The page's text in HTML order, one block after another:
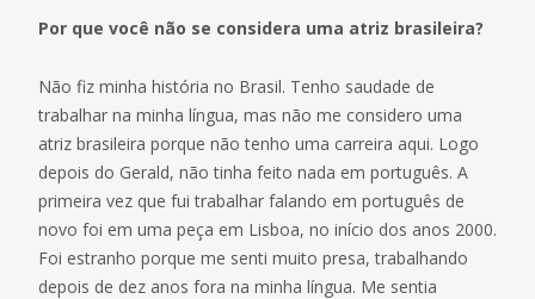
Por que você não se considera uma atriz brasileira?
Não fiz minha história no Brasil. Tenho saudade de
trabalhar na minha língua, mas não me considero uma
atriz brasileira porque não tenho uma carreira aqui. Logo
depois do Gerald, não tinha feito nada em português. A
primeira vez que fui trabalhar falando em português de
novo foi em uma peça em Lisboa, no início dos anos 2000.
Foi estranho porque me senti muito presa, trabalhando
depois de dez anos fora na minha língua. Me sentia